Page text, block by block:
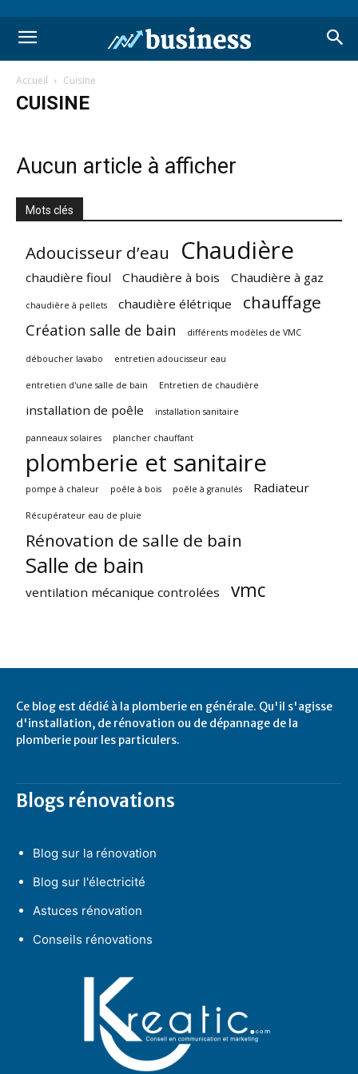
Accueil Cuisine
CUISINE
Aucun article à afficher
Mots clés
Adoucisseur d’eau Chaudière
chaudière fioul Chaudière à bois Chaudière à gaz
chaudière à pellets chaudière élétrique chauffage
Création salle de bain différents modèles de VMC
déboucher lavabo entretien adoucisseur eau
entretien d'une salle de bain Entretien de chaudière
installation de poêle installation sanitaire
panneaux solaires plancher chauffant
plomberie et sanitaire
pompe à chaleur poêle à bois poêle à granulés Radiateur
Récupérateur eau de pluie
Rénovation de salle de bain
Salle de bain
ventilation mécanique controlées vmc
Ce blog est dédié à la plomberie en générale. Qu'il s'agisse
d'installation, de rénovation ou de dépannage de la
plomberie pour les particulers.
Blogs rénovations
Blog sur la rénovation
Blog sur l'électricité
Astuces rénovation
Conseils rénovations